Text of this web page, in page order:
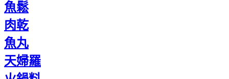
魚鬆
肉乾
魚丸
天婦羅